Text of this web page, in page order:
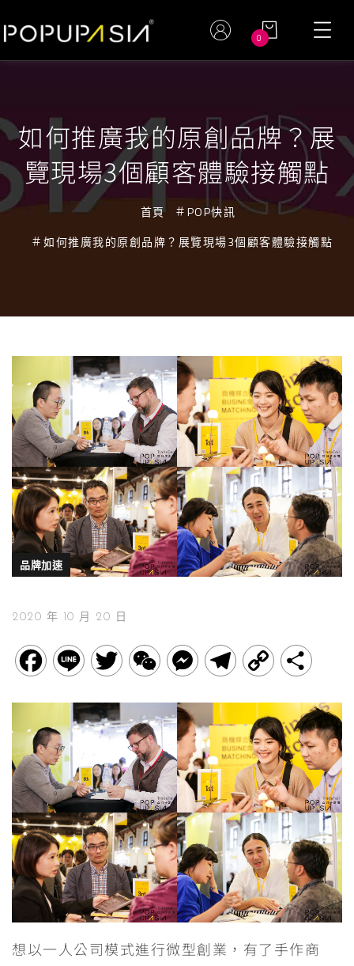
0
如何推廣我的原創品牌？展
覽現場3個顧客體驗接觸點
首頁
POP快訊
如何推廣我的原創品牌？展覽現場3個顧客體驗接觸點
品牌加速
2020 年 10 月 20 日
F
c
e
b
o
o
k
L
n
T
i
t
t
e
r
W
C
h
a
t
M
s
s
e
n
g
e
r
T
l
e
g
r
a
m
C
p
y
L
i
k
想以一人公司模式進行微型創業，有了手作商